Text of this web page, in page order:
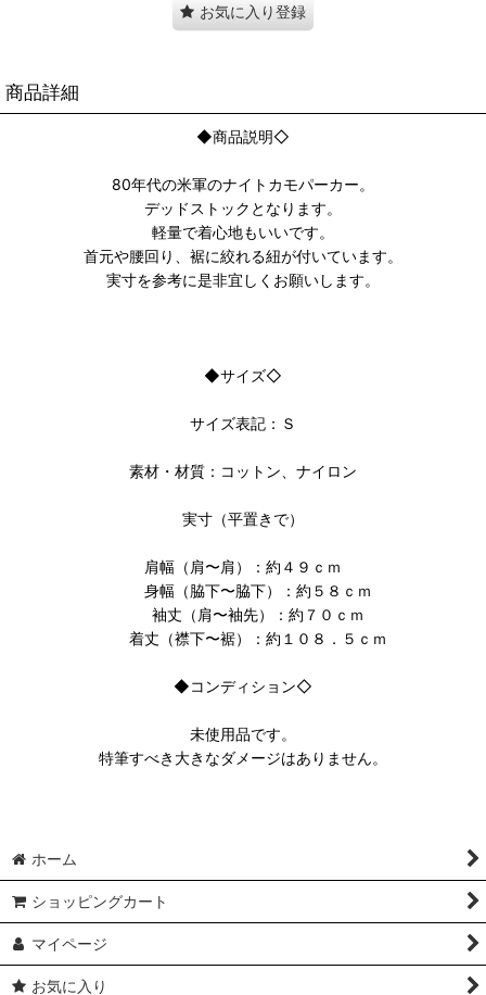
お気に入り登録
商品詳細
◆商品説明◇
80年代の米軍のナイトカモパーカー。
デッドストックとなります。
軽量で着心地もいいです。
首元や腰回り、裾に絞れる紐が付いています。
実寸を参考に是非宜しくお願いします。
◆サイズ◇
サイズ表記：Ｓ
素材・材質：コットン、ナイロン
実寸（平置きで）
肩幅（肩〜肩）：約４９ｃｍ
身幅（脇下〜脇下）：約５８ｃｍ
袖丈（肩〜袖先）：約７０ｃｍ
着丈（襟下〜裾）：約１０８．５ｃｍ
◆コンディション◇
未使用品です。
特筆すべき大きなダメージはありません。
ホーム
ショッピングカート
マイページ
お気に入り